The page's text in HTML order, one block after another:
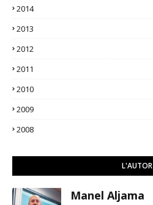
2014
2013
2012
2011
2010
2009
2008
L'AUTOR
Manel Aljama